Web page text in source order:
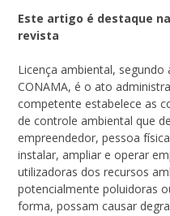
Este artigo é destaque
revista
Licença ambiental,
CONAMA, é o ato
competente estabelece as
de controle ambiental que
empreendedor, pessoa
instalar, ampliar e operar
utilizadoras dos recursos
potencialmente poluidoras
forma, possam causar